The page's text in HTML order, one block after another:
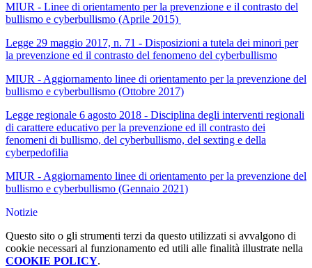
MIUR - Linee di orientamento per la prevenzione e il contrasto del
bullismo e cyberbullismo (Aprile 2015)
Legge 29 maggio 2017, n. 71 - Disposizioni a tutela dei minori per
la prevenzione ed il contrasto del fenomeno del cyberbullismo
MIUR - Aggiornamento linee di orientamento per la prevenzione del
bullismo e cyberbullismo (Ottobre 2017)
Legge regionale 6 agosto 2018 - Disciplina degli interventi regionali
di carattere educativo per la prevenzione ed ill contrasto dei
fenomeni di bullismo, del cyberbullismo, del sexting e della
cyberpedofilia
MIUR - Aggiornamento linee di orientamento per la prevenzione del
bullismo e cyberbullismo (Gennaio 2021)
Notizie
Questo sito o gli strumenti terzi da questo utilizzati si avvalgono di
cookie necessari al funzionamento ed utili alle finalità illustrate nella
COOKIE POLICY.